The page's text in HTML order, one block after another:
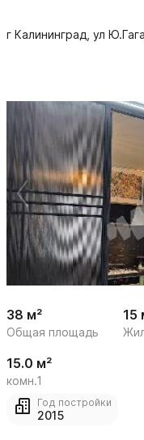
г Калининград, ул
1
/
38 м²
Общая площадь
15
15.0 м²
комн.1
Год постройки
2015